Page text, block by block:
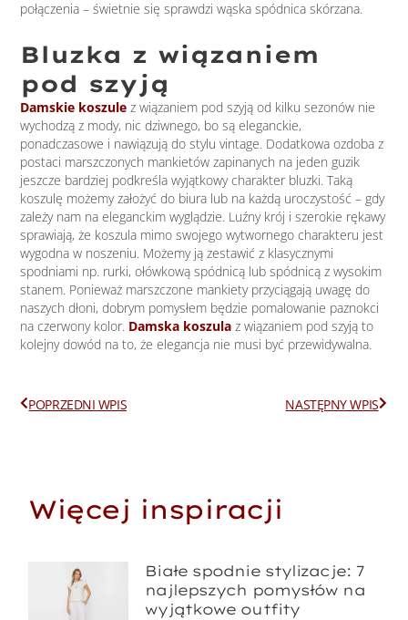
połączenia – świetnie się sprawdzi wąska spódnica skórzana.
Bluzka z wiązaniem
pod szyją
Damskie koszule z wiązaniem pod szyją od kilku sezonów nie
wychodzą z mody, nic dziwnego, bo są eleganckie,
ponadczasowe i nawiązują do stylu vintage. Dodatkowa ozdoba z
postaci marszczonych mankietów zapinanych na jeden guzik
jeszcze bardziej podkreśla wyjątkowy charakter bluzki. Taką
koszulę możemy założyć do biura lub na każdą uroczystość – gdy
zależy nam na eleganckim wyglądzie. Luźny krój i szerokie rękawy
sprawiają, że koszula mimo swojego wytwornego charakteru jest
wygodna w noszeniu. Możemy ją zestawić z klasycznymi
spodniami np. rurki, ołówkową spódnicą lub spódnicą z wysokim
stanem. Ponieważ marszczone mankiety przyciągają uwagę do
naszych dłoni, dobrym pomysłem będzie pomalowanie paznokci
na czerwony kolor. Damska koszula z wiązaniem pod szyją to
kolejny dowód na to, że elegancja nie musi być przewidywalna.
Prev
POPRZEDNI WPIS NASTĘPNY WPISNext
Więcej inspiracji
Białe spodnie stylizacje: 7
najlepszych pomysłów na
wyjątkowe outfity